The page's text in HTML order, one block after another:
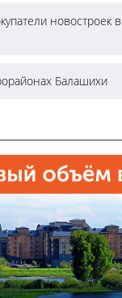
новостроек в
Балашихи